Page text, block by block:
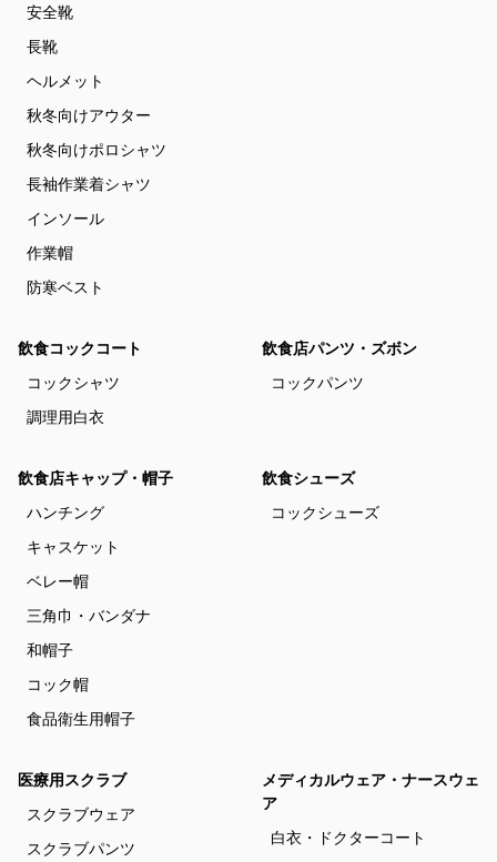
安全靴
長靴
ヘルメット
秋冬向けアウター
秋冬向けポロシャツ
長袖作業着シャツ
インソール
作業帽
防寒ベスト
飲食コックコート
コックシャツ
調理用白衣
飲食店パンツ・ズボン
コックパンツ
飲食店キャップ・帽子
ハンチング
キャスケット
ベレー帽
三角巾・バンダナ
和帽子
コック帽
食品衛生用帽子
飲食シューズ
コックシューズ
医療用スクラブ
スクラブウェア
スクラブパンツ
メディカルウェア・ナースウェ
ア
白衣・ドクターコート